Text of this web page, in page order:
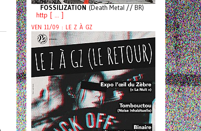
FOSSILIZATION (Death Metal // BR)
http [ ... ]
VEN 11/09 : LE Z À GZ